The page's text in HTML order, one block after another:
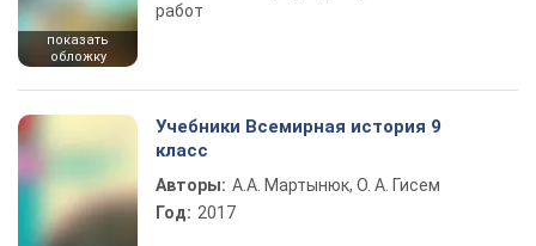
показать
обложку
работ
Учебники Всемирная история 9
класс
Авторы: А.А. Мартынюк, О. А. Гисем
Год: 2017